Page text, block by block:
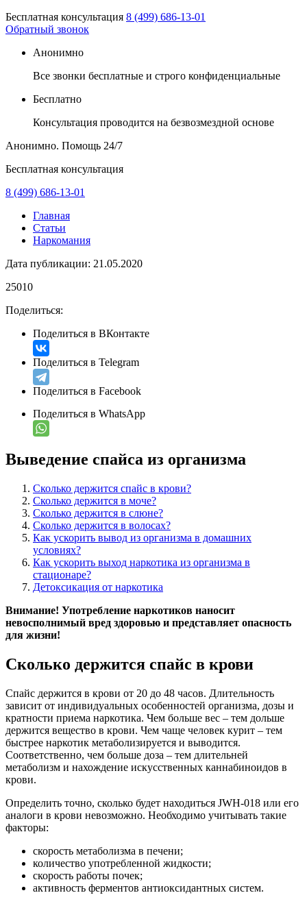
Бесплатная консультация 8 (499) 686-13-01
Обратный звонок
Анонимно
Все звонки бесплатные и строго конфиденциальные
Бесплатно
Консультация проводится на безвозмездной основе
Анонимно. Помощь 24/7
Бесплатная консультация
8 (499) 686-13-01
Главная
Статьи
Наркомания
Дата публикации: 21.05.2020
25010
Поделиться:
Поделиться в ВКонтакте
Поделиться в Telegram
Поделиться в Facebook
Поделиться в WhatsApp
Выведение спайса из организма
Сколько держится спайс в крови?
Сколько держится в моче?
Сколько держится в слюне?
Сколько держится в волосах?
Как ускорить вывод из организма в домашних
условиях?
Как ускорить выход наркотика из организма в
стационаре?
Детоксикация от наркотика
Внимание! Употребление наркотиков наносит
невосполнимый вред здоровью и представляет опасность
для жизни!
Сколько держится спайс в крови
Спайс держится в крови от 20 до 48 часов. Длительность
зависит от индивидуальных особенностей организма, дозы и
кратности приема наркотика. Чем больше вес – тем дольше
держится вещество в крови. Чем чаще человек курит – тем
быстрее наркотик метаболизируется и выводится.
Соответственно, чем больше доза – тем длительней
метаболизм и нахождение искусственных каннабиноидов в
крови.
Определить точно, сколько будет находиться JWH-018 или его
аналоги в крови невозможно. Необходимо учитывать такие
факторы:
скорость метаболизма в печени;
количество употребленной жидкости;
скорость работы почек;
активность ферментов антиоксидантных систем.